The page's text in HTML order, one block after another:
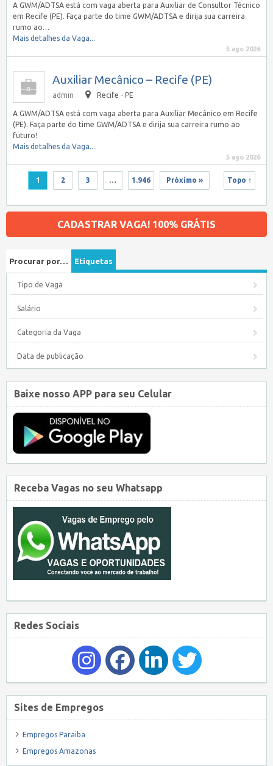
A GWM/ADTSA está com vaga aberta para Auxiliar de Consultor Técnico
em Recife (PE). Faça parte do time GWM/ADTSA e dirija sua carreira
rumo ao…
Mais detalhes da Vaga...
5 ago 2026
Auxiliar Mecânico – Recife (PE)
admin Recife - PE
A GWM/ADTSA está com vaga aberta para Auxiliar Mecânico em Recife
(PE). Faça parte do time GWM/ADTSA e dirija sua carreira rumo ao
futuro!
Mais detalhes da Vaga...
5 ago 2026
1 2 3 1.946 Próximo » Topo ↑
CADASTRAR VAGA! 100% GRÁTIS
Procurar por… Etiquetas
Tipo de Vaga
Salário
Categoria da Vaga
Data de publicação
Baixe nosso APP para seu Celular
Receba Vagas no seu Whatsapp
Redes Sociais
Sites de Empregos
Empregos Paraiba
Empregos Amazonas